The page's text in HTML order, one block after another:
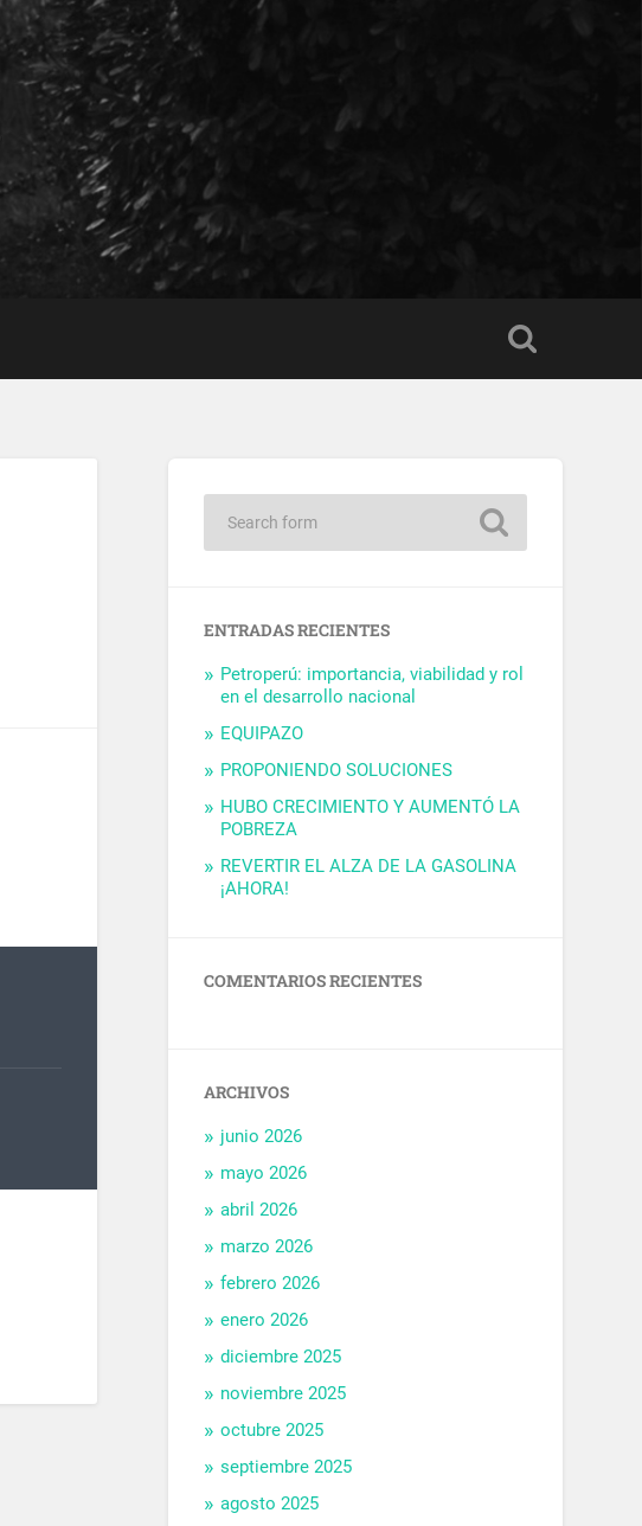
ENTRADAS RECIENTES
Petroperú: importancia, viabilidad y rol
en el desarrollo nacional
EQUIPAZO
PROPONIENDO SOLUCIONES
HUBO CRECIMIENTO Y AUMENTÓ LA
POBREZA
REVERTIR EL ALZA DE LA GASOLINA
¡AHORA!
COMENTARIOS RECIENTES
ARCHIVOS
junio 2026
mayo 2026
abril 2026
marzo 2026
febrero 2026
enero 2026
diciembre 2025
noviembre 2025
octubre 2025
septiembre 2025
agosto 2025